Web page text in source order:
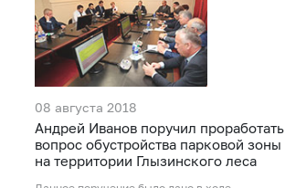
08 августа 2018
Андрей Иванов поручил проработать
вопрос обустройства парковой зоны
на территории Глызинского леса